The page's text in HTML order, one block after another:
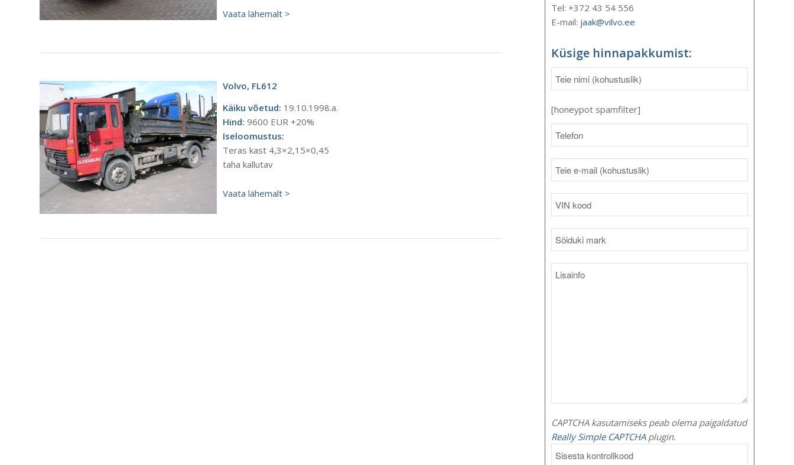
Vaata lähemalt >
Volvo, FL612
Käiku võetud: 19.10.1998.a.
Hind: 9600 EUR +20%
Iseloomustus:
Teras kast 4,3×2,15×0,45
taha kallutav
Vaata lähemalt >
Tel: +372 43 54 556
E-mail: jaak@vilvo.ee
Küsige hinnapakkumist:
[honeypot spamfilter]
CAPTCHA kasutamiseks peab olema paigaldatud
Really Simple CAPTCHAplugin.